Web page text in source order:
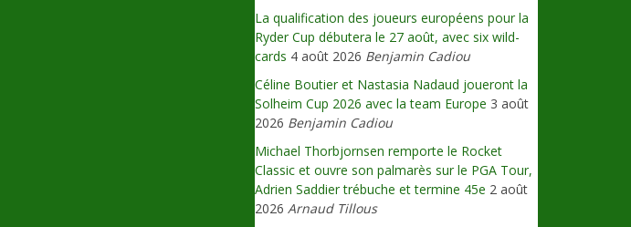
La qualification des joueurs européens pour la
Ryder Cup débutera le 27 août, avec six wild-
cards 4 août 2026 Benjamin Cadiou
Céline Boutier et Nastasia Nadaud joueront la
Solheim Cup 2026 avec la team Europe 3 août
2026 Benjamin Cadiou
Michael Thorbjornsen remporte le Rocket
Classic et ouvre son palmarès sur le PGA Tour,
Adrien Saddier trébuche et termine 45e 2 août
2026 Arnaud Tillous